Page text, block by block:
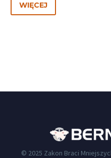
WIĘCEJ
© 2025 Zakon Braci